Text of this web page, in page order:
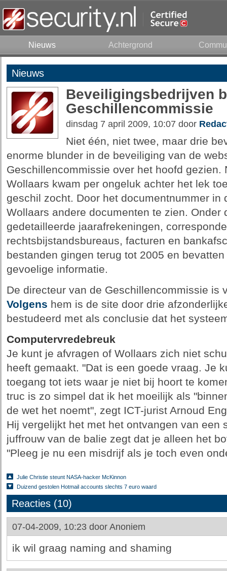
Nieuws Achtergrond
Nieuws
Beveiligingsbedrijven
Geschillencommissie
dinsdag 7 april 2009, 10:07 door
Niet één, niet twee, maar drie
enorme blunder in de beveiliging van de
Geschillencommissie over het hoofd gezien.
Wollaars kwam per ongeluk achter het lek
geschil zocht. Door het documentnummer in
Wollaars andere documenten te zien. Onder
gedetailleerde jaarafrekeningen,
rechtsbijstandsbureaus, facturen en
bestanden gingen terug tot 2005 en
gevoelige informatie.
De directeur van de Geschillencommissie is
Volgens hem is de site door drie
bestudeerd met als conclusie dat het
Computervredebreuk
Je kunt je afvragen of Wollaars zich niet
heeft gemaakt. "Dat is een goede vraag. Je
toegang tot iets waar je niet bij hoort te
truc is zo simpel dat ik het moeilijk als
de wet het noemt", zegt ICT-jurist Arnoud
Hij vergelijkt het met het ontvangen van een
juffrouw van de balie zegt dat je alleen het
"Pleeg je nu een misdrijf als je toch even
Julie Christie steunt NASA-hacker McKinnon
Duizend gestolen Hotmail accounts slechts 7 euro waard
Reacties (10)
07-04-2009, 10:23 door Anoniem
ik wil graag naming and shaming